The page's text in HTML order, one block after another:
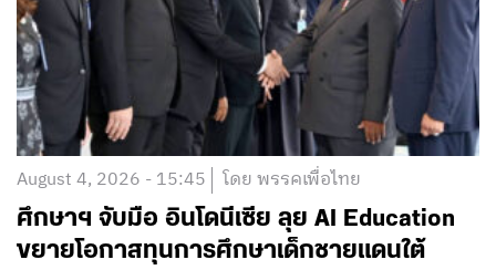
August 4, 2026 - 15:45 โดย พรรคเพื่อไทย
ศึกษาฯ จับมือ อินโดนีเซีย ลุย AI Education
ขยายโอกาสทุนการศึกษาเด็กชายแดนใต้